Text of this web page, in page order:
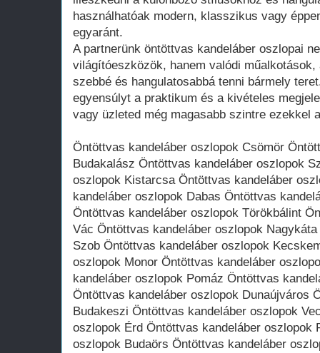
használhatóak modern, klasszikus vagy
egyaránt.
A partnerünk öntöttvas kandeláber oszlopai
világítóeszközök, hanem valódi
szebbé és hangulatosabbá tenni bármely
egyensúlyt a praktikum és a kivételes
vagy üzleted még magasabb szintre ezekkel
Öntöttvas kandeláber oszlopok Csömör
Budakalász Öntöttvas kandeláber oszlopok
oszlopok Kistarcsa Öntöttvas kandeláber
kandeláber oszlopok Dabas Öntöttvas
Öntöttvas kandeláber oszlopok Törökbálint
Vác Öntöttvas kandeláber oszlopok
Szob Öntöttvas kandeláber oszlopok
oszlopok Monor Öntöttvas kandeláber
kandeláber oszlopok Pomáz Öntöttvas
Öntöttvas kandeláber oszlopok Dunaújváros
Budakeszi Öntöttvas kandeláber oszlopok
oszlopok Érd Öntöttvas kandeláber oszlopok
oszlopok Budaörs Öntöttvas kandeláber